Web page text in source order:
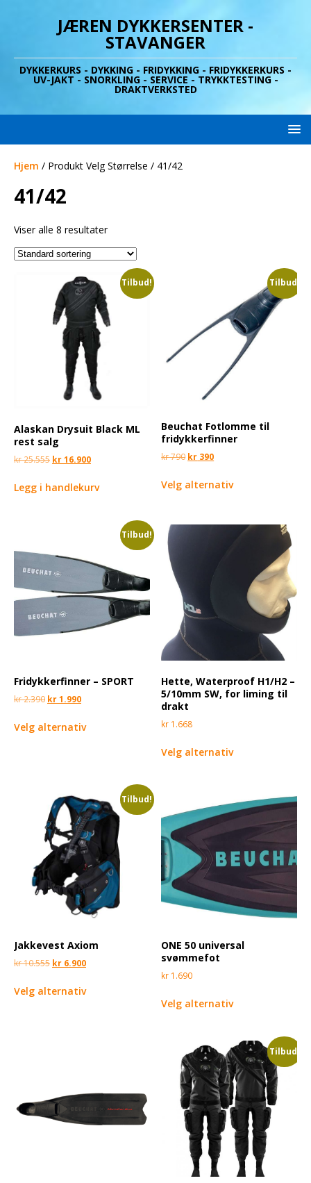
JÆREN DYKKERSENTER -
STAVANGER
DYKKERKURS - DYKKING - FRIDYKKING - FRIDYKKERKURS -
UV-JAKT - SNORKLING - SERVICE - TRYKKTESTING -
DRAKTVERKSTED
Hjem / Produkt Velg Størrelse / 41/42
41/42
Viser alle 8 resultater
Tilbud!
Alaskan Drysuit Black ML
rest salg
kr25.555 kr16.900
Legg i handlekurv
Tilbud!
Beuchat Fotlomme til
fridykkerfinner
kr790 kr 390
Velg alternativ
Tilbud!
Fridykkerfinner – SPORT
kr2.390 kr1.990
Velg alternativ
Hette, Waterproof H1/H2 –
5/10mm SW, for liming til
drakt
kr 1.668
Velg alternativ
Tilbud!
Jakkevest Axiom
kr10.555 kr 6.900
Velg alternativ
ONE 50 universal
svømmefot
kr 1.690
Velg alternativ
Tilbud!